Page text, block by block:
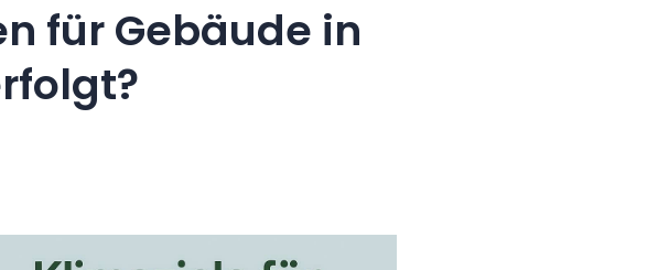
für Gebäude in